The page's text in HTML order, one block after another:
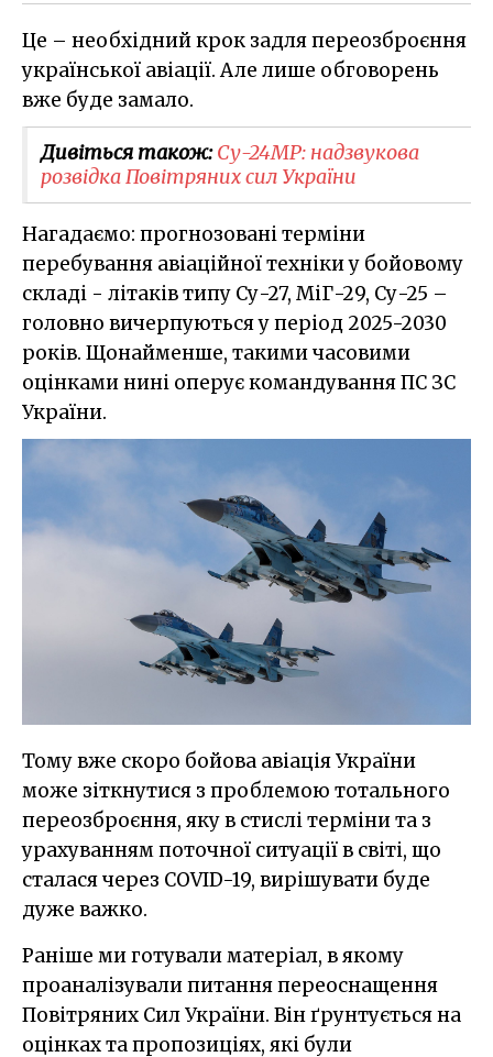
Це – необхідний крок задля переозброєння
української авіації. Але лише обговорень
вже буде замало.
Дивіться також:Су-24МР: надзвукова
розвідка Повітряних сил України
Нагадаємо: прогнозовані терміни
перебування авіаційної техніки у бойовому
складі - літаків типу Су-27, МіГ-29, Су-25 –
головно вичерпуються у період 2025-2030
років. Щонайменше, такими часовими
оцінками нині оперує командування ПС ЗС
України.
Тому вже скоро бойова авіація України
може зіткнутися з проблемою тотального
переозброєння, яку в стислі терміни та з
урахуванням поточної ситуації в світі, що
сталася через COVID-19, вирішувати буде
дуже важко.
Раніше ми готували матеріал, в якому
проаналізували питання переоснащення
Повітряних Сил України. Він ґрунтується на
оцінках та пропозиціях, які були